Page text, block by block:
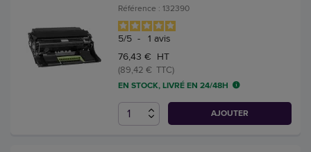
Référence : 132390
5/5 - 1 avis
76,43 € HT
(89,42 € TTC)
EN STOCK, LIVRÉ EN 24/48H
AJOUTER